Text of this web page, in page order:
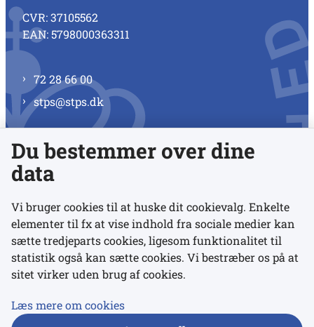
CVR: 37105562
EAN: 5798000363311
72 28 66 00
stps@stps.dk
Se alle kontaktnumre
Links
Udgivelser
Du bestemmer over dine
data
Vi bruger cookies til at huske dit cookievalg. Enkelte
elementer til fx at vise indhold fra sociale medier kan
sætte tredjeparts cookies, ligesom funktionalitet til
statistik også kan sætte cookies. Vi bestræber os på at
sitet virker uden brug af cookies.
Læs mere om cookies